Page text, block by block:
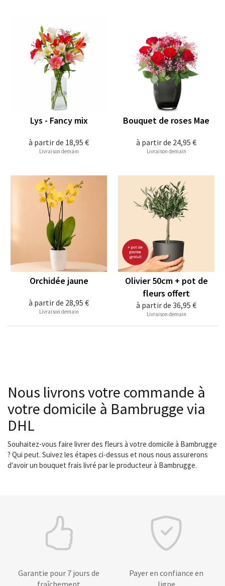
à partir de 18,95 €
Lys - Fancy mix
Livraison demain
à partir de 24,95 €
Bouquet de roses Mae
Livraison demain
à partir de 28,95 €
Orchidée jaune
Livraison demain
à partir de 36,95 €
Olivier 50cm + pot de
fleurs offert
Livraison demain
Nous livrons votre commande à
votre domicile à Bambrugge via
DHL
Souhaitez-vous faire livrer des fleurs à votre domicile à Bambrugge
? Qui peut. Suivez les étapes ci-dessus et nous nous assurerons
d'avoir un bouquet frais livré par le producteur à Bambrugge.
Garantie pour 7 jours de
fraîchement
Payer en confiance en
ligne